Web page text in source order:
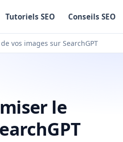
Tutoriels SEO Conseils SEO
vos images sur SearchGPT
le